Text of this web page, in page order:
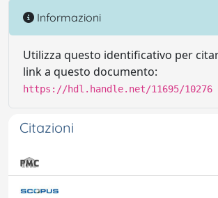
Informazioni
Utilizza questo identificativo per
link a questo documento:
https://hdl.handle.net/11695/10276
Citazioni